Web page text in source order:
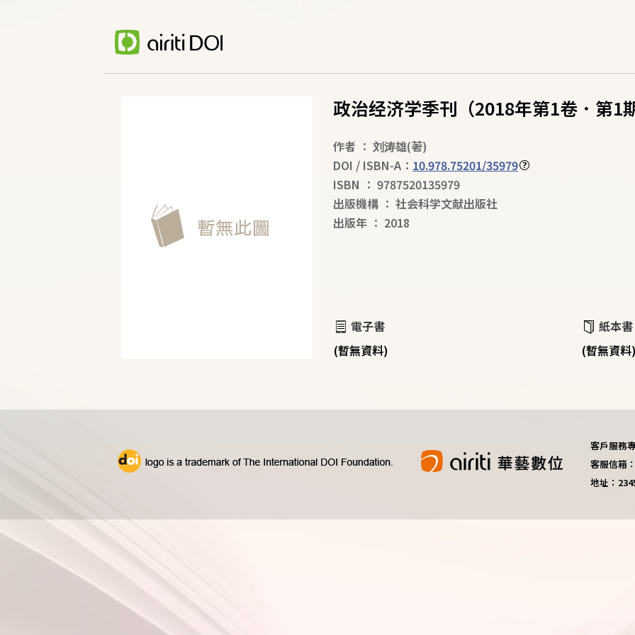
政治经济学季刊（2018年第1卷．第1
作者 ： 刘涛雄(著)
DOI / ISBN-A： 10.978.75201/35979
ISBN ： 9787520135979
出版機構 ： 社会科学文献出版社
出版年 ： 2018
電子書
(暫無資料)
紙本書
(暫無資
客戶服務
客服信箱
地址：